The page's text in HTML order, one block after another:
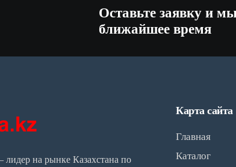
Оставьте заявку и
ближайшее время
на рынке Казахстана по
Карта сайта
Главная
Каталог